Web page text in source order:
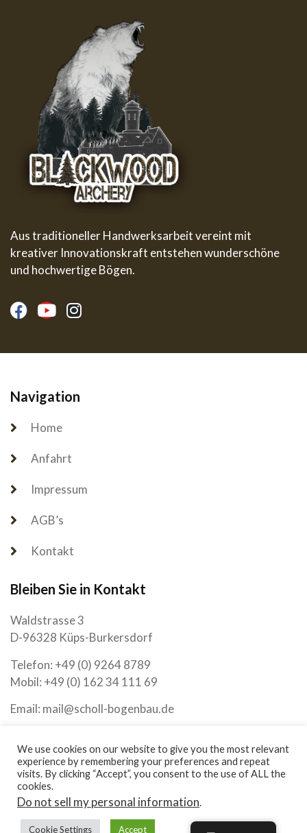
Aus traditioneller Handwerksarbeit vereint mit
kreativer Innovationskraft entstehen wunderschöne
und hochwertige Bögen.
Navigation
Home
Anfahrt
Impressum
AGB’s
Kontakt
Bleiben Sie in Kontakt
Waldstrasse 3
D-96328 Küps-Burkersdorf
Telefon: +49 (0) 9264 8789
Mobil: +49 (0) 162 34 111 69
Email: mail@scholl-bogenbau.de
Montag - Freitag geöffnet
08:00 - 17:00 h
Samstag geöffnet
We use cookies on our website to give you the most relevant
experience by remembering your preferences and repeat
visits. By clicking “Accept”, you consent to the use of ALL the
cookies.
Do not sell my personal information.
Cookie Settings Accept